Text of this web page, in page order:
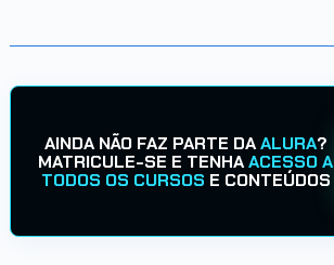
AINDA NÃO FAZ PARTE DAALURA?
MATRICULE-SE E TENHAACESSO A
TODOS OS CURSOS E CONTEÚDOS